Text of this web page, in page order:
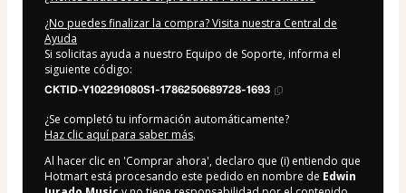
¿No puedes finalizar la compra? Visita nuestra Central de
Ayuda
Si solicitas ayuda a nuestro Equipo de Soporte, informa el
siguiente código:
CKTID-Y102291080S1-1786250689728-1693
¿Se completó tu información automáticamente?
Haz clic aquí para saber más.
Al hacer clic en 'Comprar ahora', declaro que (i) entiendo que
Hotmart está procesando este pedido en nombre de Edwin